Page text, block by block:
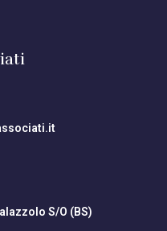
S/O (BS)